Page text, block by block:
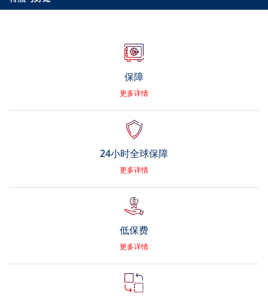
保障
更多详情
24小时全球保障
更多详情
低保费
更多详情